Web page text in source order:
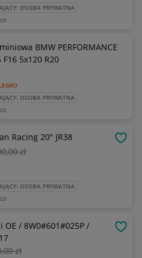
OSOBA PRYWATNA
BMW PERFORMANCE
F16 5x120 R20
OSOBA PRYWATNA
Felga Japan Racing 20" JR38
,00 zł
OSOBA PRYWATNA
OE / 8W0#601#025P /
,00 zł